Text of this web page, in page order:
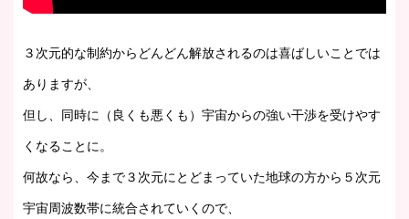
３次元的な制約からどんどん解放されるのは喜ばしいことでは
ありますが、
但し、同時に（良くも悪くも）宇宙からの強い干渉を受けやす
くなることに。
何故なら、今まで３次元にとどまっていた地球の方から５次元
宇宙周波数帯に統合されていくので、